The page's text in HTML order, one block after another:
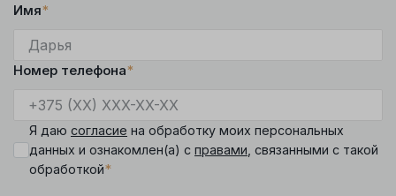
Имя*
Номер телефона*
Я даю согласие на обработку моих персональных
данных и ознакомлен(а) с правами , связанными с такой
обработкой*